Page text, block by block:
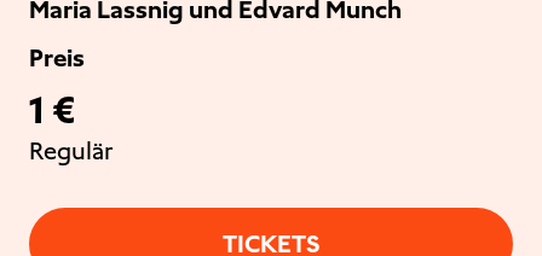
Maria Lassnig und Edvard Munch
Preis
1 €
Regulär
TICKETS